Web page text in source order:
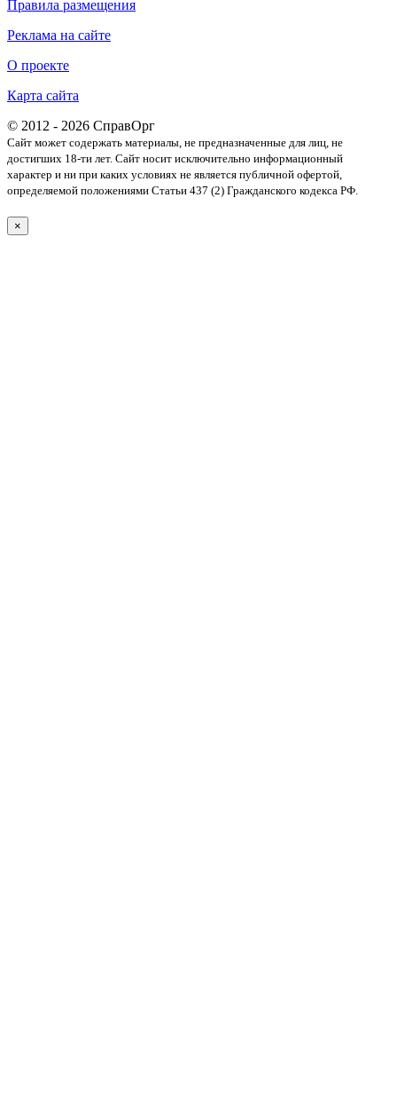
Правила размещения
Реклама на сайте
О проекте
Карта сайта
© 2012 - 2026 СправОрг
Сайт может содержать материалы, не предназначенные для лиц, не
достигших 18-ти лет. Cайт носит исключительно информационный
характер и ни при каких условиях не является публичной офертой,
определяемой положениями Статьи 437 (2) Гражданского кодекса РФ.
×